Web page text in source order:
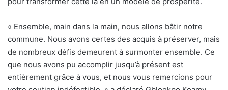
« Ensemble, main dans la main, nous allons bâtir notre
commune. Nous avons certes des acquis à préserver, mais
de nombreux défis demeurent à surmonter ensemble. Ce
que nous avons pu accomplir jusqu’à présent est
entièrement grâce à vous, et nous vous remercions pour